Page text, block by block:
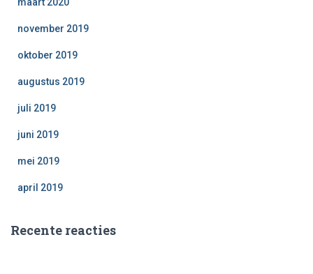
november 2019
oktober 2019
augustus 2019
juli 2019
juni 2019
mei 2019
april 2019
Recente reacties